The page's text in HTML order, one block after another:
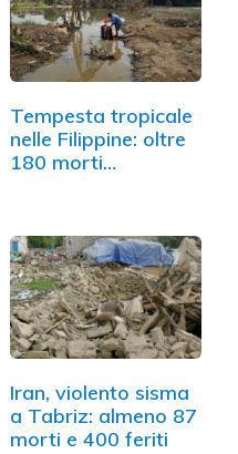
Tempesta tropicale
nelle Filippine: oltre
180 morti…
Iran, violento sisma
a Tabriz: almeno 87
morti e 400 feriti